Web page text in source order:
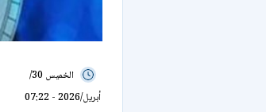
الخميس 30/
أبريل/2026 - 07:22